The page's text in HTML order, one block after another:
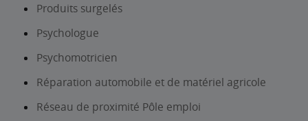
Produits surgelés
Psychologue
Psychomotricien
Réparation automobile et de matériel agricole
Réseau de proximité Pôle emploi